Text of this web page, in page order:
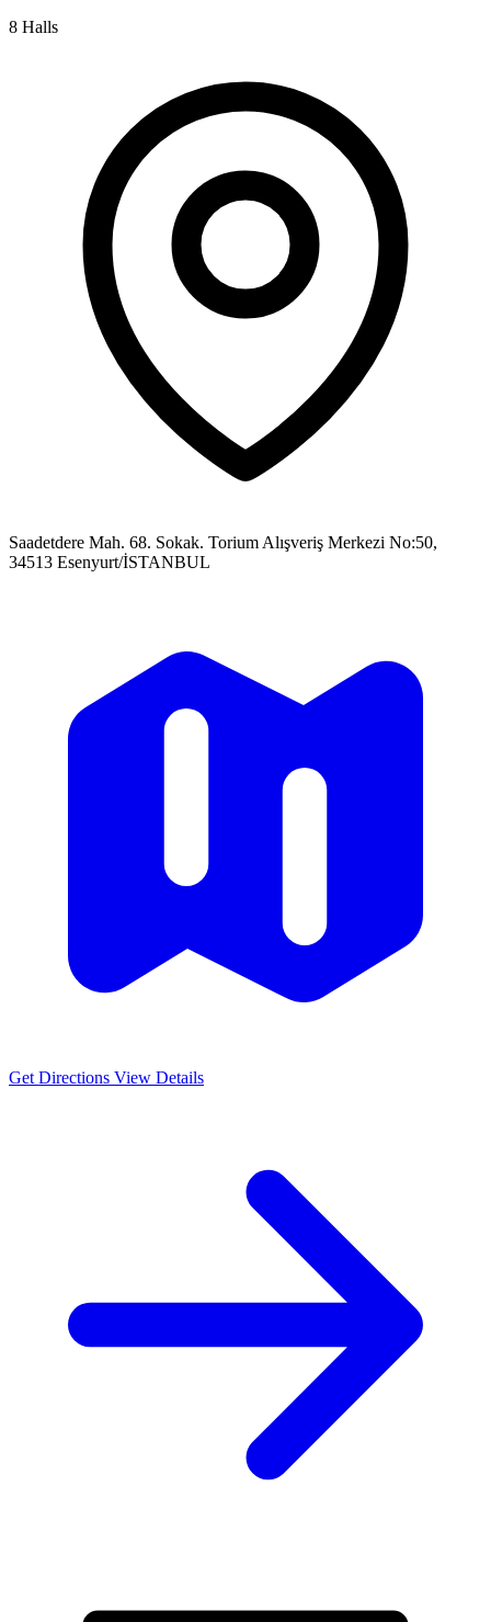
8 Halls
Saadetdere Mah. 68. Sokak. Torium Alışveriş Merkezi No:50,
34513 Esenyurt/İSTANBUL
Get Directions View Details